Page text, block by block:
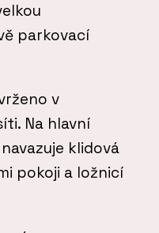
parkovací
v
Na hlavní
klidová
pokoji a ložnicí